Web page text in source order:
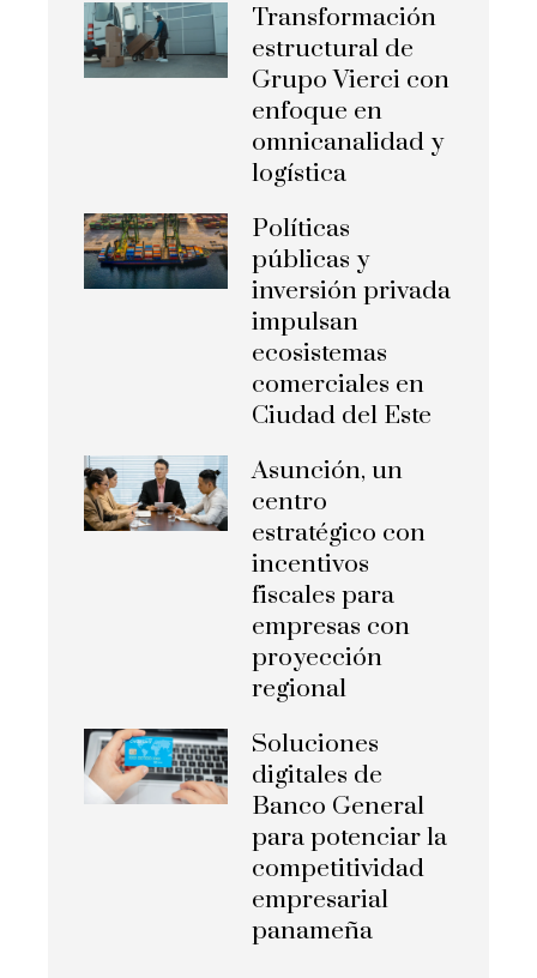
Transformación
estructural de
Grupo Vierci con
enfoque en
omnicanalidad y
logística
Políticas
públicas y
inversión privada
impulsan
ecosistemas
comerciales en
Ciudad del Este
Asunción, un
centro
estratégico con
incentivos
fiscales para
empresas con
proyección
regional
Soluciones
digitales de
Banco General
para potenciar la
competitividad
empresarial
panameña